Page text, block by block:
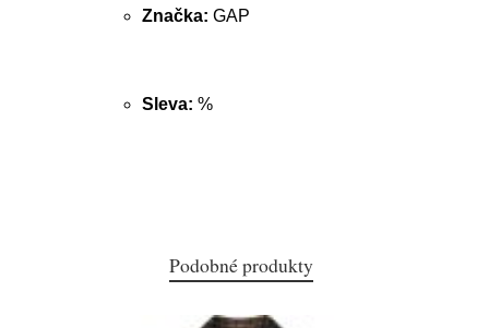
Značka: GAP
Sleva: %
Podobné produkty